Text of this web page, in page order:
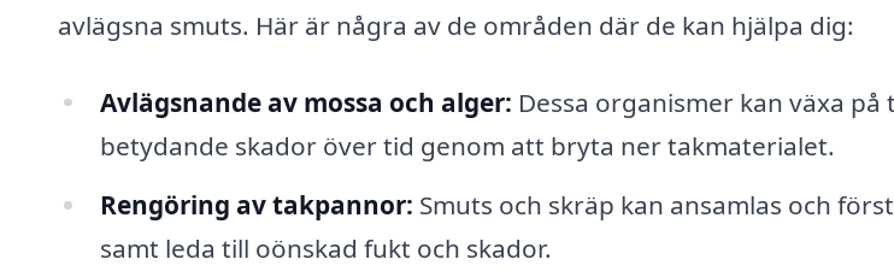
avlägsna smuts. Här är några av de områden där de kan hjälpa dig:
Avlägsnande av mossa och alger: Dessa organismer kan växa på
betydande skador över tid genom att bryta ner takmaterialet.
Rengöring av takpannor: Smuts och skräp kan ansamlas och
samt leda till oönskad fukt och skador.